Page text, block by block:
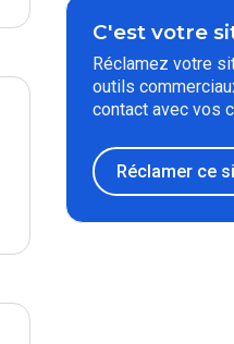
C'est votre
Réclamez votre
outils
contact avec vos
Réclamer ce